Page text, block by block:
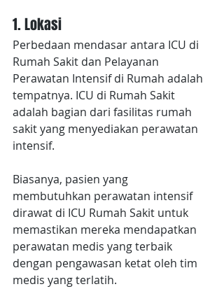
1. Lokasi
Perbedaan mendasar antara ICU di
Rumah Sakit dan Pelayanan
Perawatan Intensif di Rumah adalah
tempatnya. ICU di Rumah Sakit
adalah bagian dari fasilitas rumah
sakit yang menyediakan perawatan
intensif.
Biasanya, pasien yang
membutuhkan perawatan intensif
dirawat di ICU Rumah Sakit untuk
memastikan mereka mendapatkan
perawatan medis yang terbaik
dengan pengawasan ketat oleh tim
medis yang terlatih.